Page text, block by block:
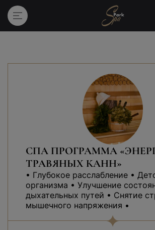
Главная Услуги массажа и спа
СПА ПРОГРАММА
ТРАВЯНЫХ КАНН»
• Глубокое расслабление •
организма • Улучшение
дыхательных путей • Снятие
мышечного напряжения •